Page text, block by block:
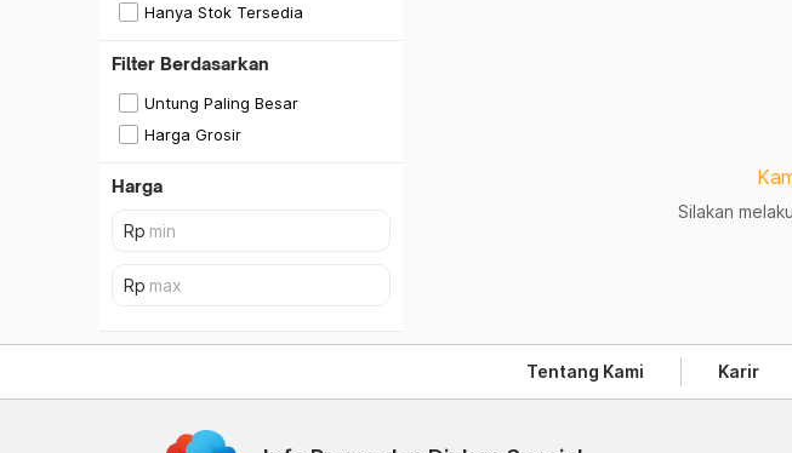
Hanya Stok Tersedia
Filter Berdasarkan
Untung Paling Besar
Harga Grosir
Harga
Silakan
Tentang Kami Karir